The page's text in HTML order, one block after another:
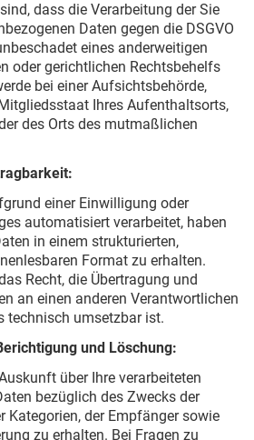
dass die Verarbeitung der Sie
Daten gegen die DSGVO
eines anderweitigen
oder gerichtlichen Rechtsbehelfs
bei einer Aufsichtsbehörde,
Ihres Aufenthaltsorts,
des Orts des mutmaßlichen
einer Einwilligung oder
automatisiert verarbeitet, haben
in einem strukturierten,
Format zu erhalten.
Recht, die Übertragung und
an einen anderen Verantwortlichen
technisch umsetzbar ist.
und Löschung:
über Ihre verarbeiteten
bezüglich des Zwecks der
Kategorien, der Empfänger sowie
zu erhalten. Bei Fragen zu